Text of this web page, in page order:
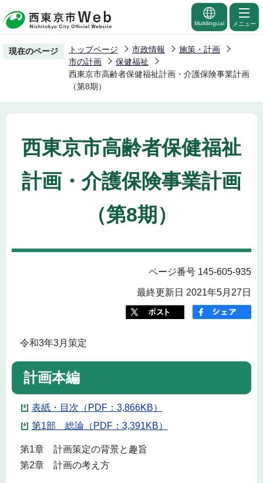
の
ー
先
頭
Multilingual メニュー
現在のページ トップページ 市政情報
施策・計画
市の計画
保健福祉
西東京市高齢者保健福祉計画・介護保険事業計画
（第8期）
西東京市高齢者保健福祉
計画・介護保険事業計画
（第8期）
ページ番号 145-605-935
最終更新日 2021年5月27日
令和3年3月策定
計画本編
表紙・目次（PDF：3,866KB）
第1部 総論（PDF：3,391KB）
第1章 計画策定の背景と趣旨
第2章 計画の考え方